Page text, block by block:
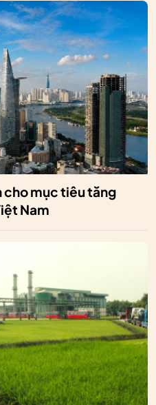
cho mục tiêu tăng
Nam